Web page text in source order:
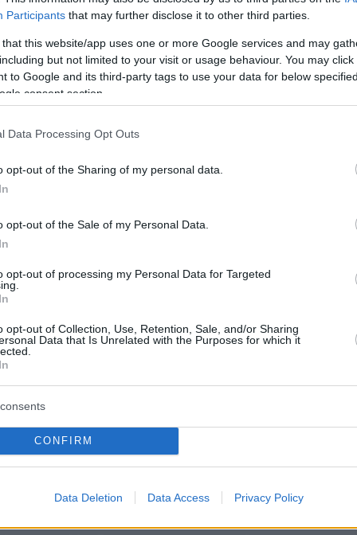
Participants that may further disclose it to other third parties.
that this website/app uses one or more Google services and may
but not limited to your visit or usage behaviour. You may
to Google and its third-party tags to use your data for below
consent section.
Data Processing Opt Outs
opt-out of the Sharing of my personal data.
opt-out of the Sale of my Personal Data.
opt-out of processing my Personal Data for Targeted
opt-out of Collection, Use, Retention, Sale, and/or Sharing
Data that Is Unrelated with the Purposes for which it
CONFIRM
Data Deletion Data Access Privacy Policy
για ελεγχόμενες περιοχές, δεν ανησυχούν
ζώα τελικά κι αν θανατωθούν.
«στοχευμένοι έλεγχοι». Αυτοί γίνονται
που συλλέγουν οι αρχές και
πορεία των μολυσμένων ζώων εντός της
, στην Φαλάνη της Λάρισας και βέβαια
και την Αττική . Όσο πιο γρήγορα
τέτοιες περιοχές, τόσο πιο γρήγορα και
την νόσο . Άρα οι κτηνοτρόφοι
αναφέρουν άμεσα στις αρχές αν τα ζώα
πριν αρχίσουν να τα χάνουν.
ερώτημα που ζητά απάντηση
που θα πρέπει να απαντηθεί είναι σε
«καίει» και τις κτηνιατρικές αρχές της